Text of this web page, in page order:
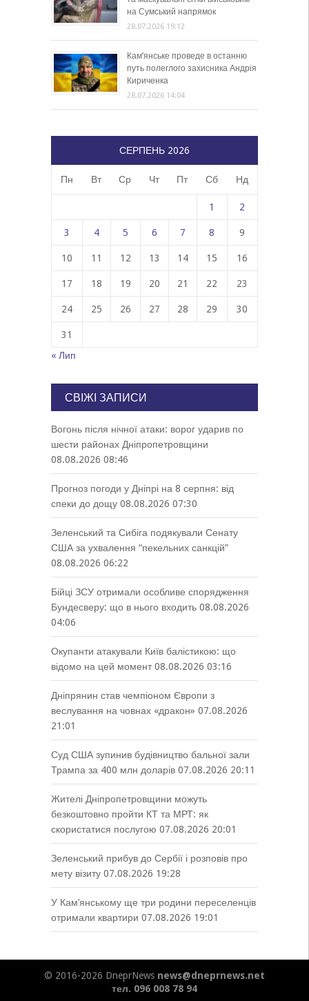
на Сумський напрямок
28.07.2026 19:12
Кам’янське проведе в останню
путь полеглого захисника Андрія
Кириченка
28.07.2026 14:04
СЕРПЕНЬ 2026
Пн Вт Ср Чт Пт Сб Нд
1 2
3 4 5 6 7 8 9
10 11 12 13 14 15 16
17 18 19 20 21 22 23
24 25 26 27 28 29 30
31
« Лип
СВІЖІ ЗАПИСИ
Вогонь після нічної атаки: ворог ударив по
шести районах Дніпропетровщини
08.08.2026 08:46
Прогноз погоди у Дніпрі на 8 серпня: від
спеки до дощу 08.08.2026 07:30
Зеленський та Сибіга подякували Сенату
США за ухвалення “пекельних санкцій”
08.08.2026 06:22
Бійці ЗСУ отримали особливе спорядження
Бундесверу: що в нього входить 08.08.2026
04:06
Окупанти атакували Київ балістикою: що
відомо на цей момент 08.08.2026 03:16
Дніпрянин став чемпіоном Європи з
веслування на човнах «дракон» 07.08.2026
21:01
Суд США зупинив будівництво бальної зали
Трампа за 400 млн доларів 07.08.2026 20:11
Жителі Дніпропетровщини можуть
безкоштовно пройти КТ та МРТ: як
скористатися послугою 07.08.2026 20:01
Зеленський прибув до Сербії і розповів про
мету візиту 07.08.2026 19:28
У Кам’янському ще три родини переселенців
отримали квартири 07.08.2026 19:01
© 2016-2026 DneprNews news@dneprnews.net
тел. 096 008 78 94